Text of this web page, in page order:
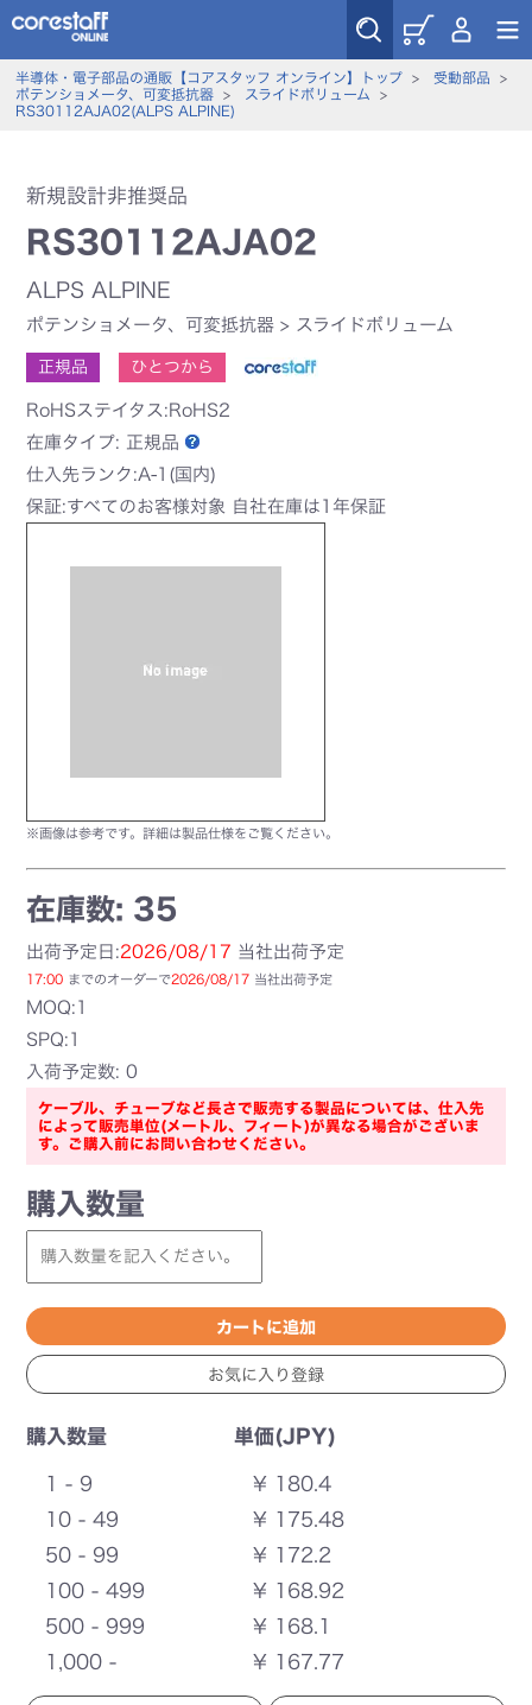
半導体・電子部品の通販【コアスタッフ オンライン】トップ> 受動部品 >
ポテンショメータ、可変抵抗器> スライドボリューム
>
RS30112AJA02(ALPS ALPINE)
新規設計非推奨品
RS30112AJA02
ALPS ALPINE
ポテンショメータ、可変抵抗器 > スライドボリューム
正規品 ひとつから
RoHSステイタス:RoHS2
在庫タイプ: 正規品
仕入先ランク:A-1(国内)
保証:すべてのお客様対象 自社在庫は1年保証
※画像は参考です。詳細は製品仕様をご覧ください。
在庫数: 35
出荷予定日:2026/08/17 当社出荷予定
17:00 までのオーダーで2026/08/17 当社出荷予定
MOQ:1
SPQ:1
入荷予定数: 0
ケーブル、チューブなど長さで販売する製品については、仕入先
によって販売単位(メートル、フィート)が異なる場合がございま
す。ご購入前にお問い合わせください。
購入数量
購入数量 単価(JPY)
1 - 9
¥ 180.4
10 - 49
¥ 175.48
50 - 99
¥ 172.2
100 - 499
¥ 168.92
500 - 999
¥ 168.1
1,000 -
¥ 167.77